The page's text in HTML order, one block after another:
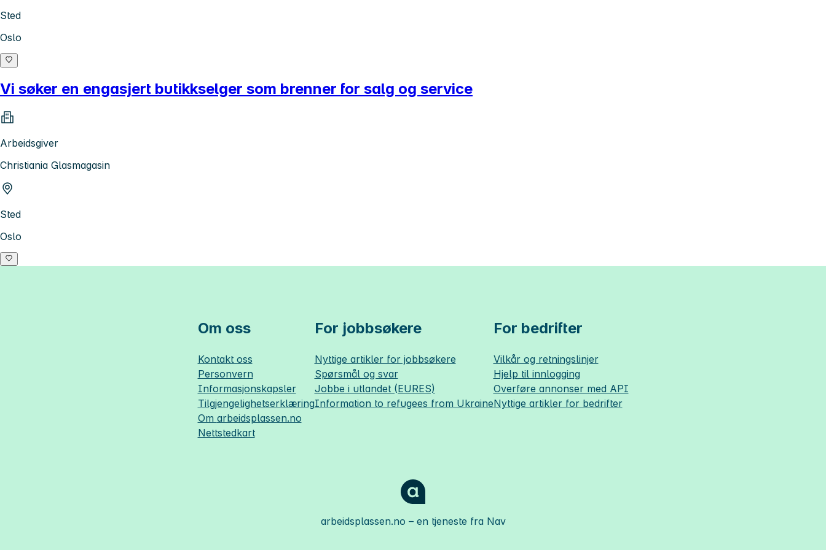
Sted
Oslo
Vi søker en engasjert butikkselger som brenner for salg og service
Arbeidsgiver
Christiania Glasmagasin
Sted
Oslo
Om oss
Kontakt oss
Personvern
Informasjonskapsler
Tilgjengelighetserklæring
Om arbeidsplassen.no
Nettstedkart
For jobbsøkere
Nyttige artikler for jobbsøkere
Spørsmål og svar
Jobbe i utlandet (EURES)
Information to refugees from Ukraine
For bedrifter
Vilkår og retningslinjer
Hjelp til innlogging
Overføre annonser med API
Nyttige artikler for bedrifter
arbeidsplassen.no – en tjeneste fra Nav